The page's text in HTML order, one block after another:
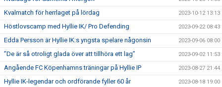
Kvalmatch för herrlaget på lördag 2023-10-12 13:13
Höstlovscamp med Hyllie IK/ Pro Defending 2023-09-22 08:43
Edda Persson är Hyllie IK:s yngsta spelare någonsin 2023-09-06 08:00
”De är så otroligt glada över att tillhöra ett lag” 2023-09-02 11:53
Angående FC Köpenhamns träningar på Hyllie IP 2023-08-27 21:44
Hyllie IK-legendar och ordförande fyller 60 år 2023-08-18 19:00